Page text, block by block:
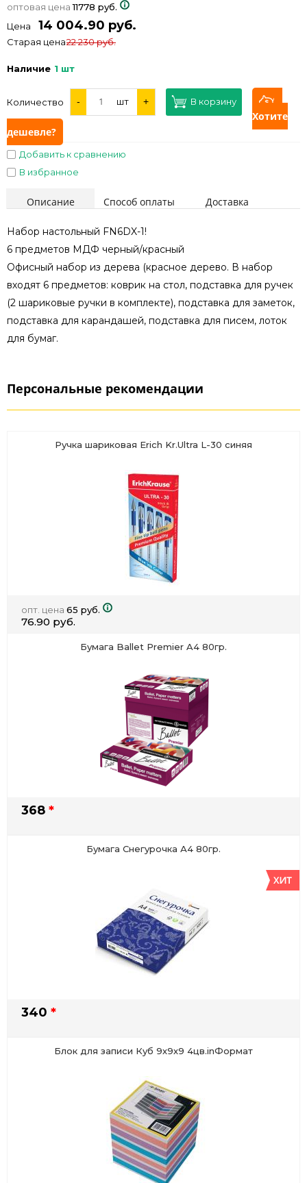
оптовая цена11778 руб.
Цена
14 004.90 руб.
Старая цена22 230 руб.
Наличие 1 шт
Количество - шт + В корзину
Хотите
дешевле?
Добавить к сравнению
В избранное
Описание Способ оплаты Доставка
Набор настольный FN6DX-1!
6 предметов МДФ черный/красный
Офисный набор из дерева (красное дерево. В набор
входят 6 предметов: коврик на стол, подставка для ручек
(2 шариковые ручки в комплекте), подставка для заметок,
подставка для карандашей, подставка для писем, лоток
для бумаг.
Персональные рекомендации
Ручка шариковая Erich Kr.Ultra L-30 синяя
опт. цена 65 руб.
76.90 руб.
Бумага Ballet Premier A4 80гр.
368 *
Бумага Снегурочка А4 80гр.
340 *
Блок для записи Куб 9х9х9 4цв.inФормат